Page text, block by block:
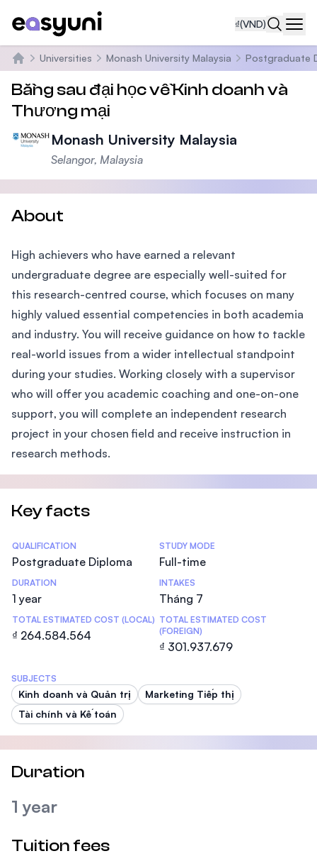
₫(VND)
Trang chủ
Universities Monash University Malaysia Postgraduate
Bằng sau đại học về Kinh doanh và
Thương mại
Monash University Malaysia
Selangor, Malaysia
About
High achievers who have earned a relevant
undergraduate degree are especially well-suited for
this research-centred course, which focuses on many
highly valued essential competencies in both academia
and industry. You will receive guidance on how to tackle
real-world issues from a wider intellectual standpoint
during your studies. Working closely with a supervisor
who will offer you academic coaching and one-on-one
support, you will complete an independent research
project in your chosen field and receive instruction in
research methods.
Key facts
Statistics
QUALIFICATION
Postgraduate Diploma
STUDY MODE
Full-time
DURATION
1 year
INTAKES
Tháng 7
TOTAL ESTIMATED COST (LOCAL)
₫ 264.584.564
TOTAL ESTIMATED COST
(FOREIGN)
₫ 301.937.679
SUBJECTS
Kinh doanh và Quản trị
Marketing Tiếp thị
Tài chính và Kế toán
Duration
1 year
Tuition fees